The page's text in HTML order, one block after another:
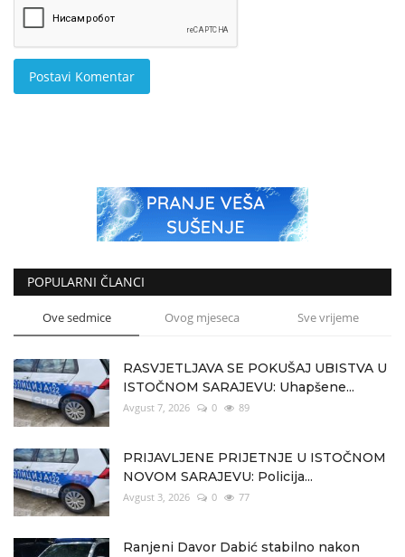
Postavi Komentar
POPULARNI ČLANCI
Ove sedmice Ovog mjeseca Sve vrijeme
RASVJETLJAVA SE POKUŠAJ UBISTVA U
ISTOČNOM SARAJEVU: Uhapšene...
Avgust 7, 2026 0 89
PRIJAVLJENE PRIJETNJE U ISTOČNOM
NOVOM SARAJEVU: Policija...
Avgust 3, 2026 0 77
Ranjeni Davor Dabić stabilno nakon